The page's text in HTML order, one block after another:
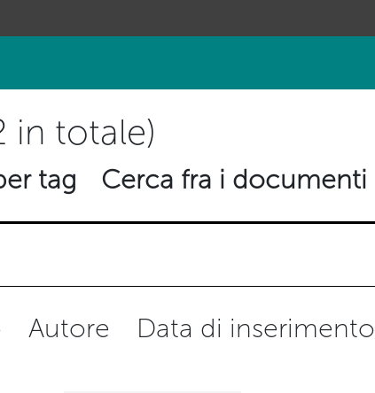
in totale)
tag Cerca fra i documenti
Autore Data di inserimento